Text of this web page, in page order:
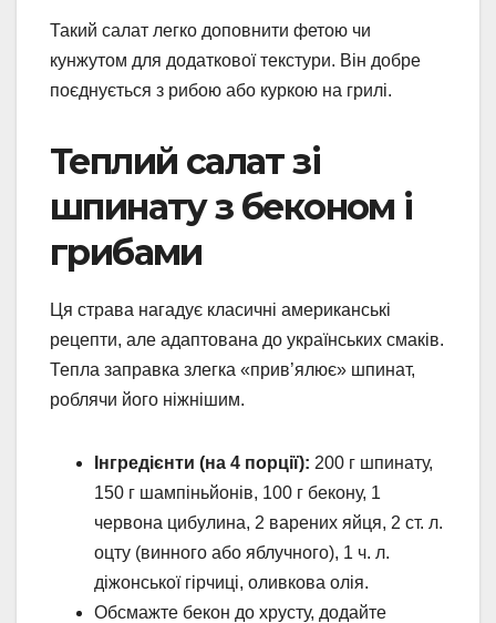
Такий салат легко доповнити фетою чи
кунжутом для додаткової текстури. Він добре
поєднується з рибою або куркою на грилі.
Теплий салат зі
шпинату з беконом і
грибами
Ця страва нагадує класичні американські
рецепти, але адаптована до українських смаків.
Тепла заправка злегка «прив’ялює» шпинат,
роблячи його ніжнішим.
Інгредієнти (на 4 порції): 200 г шпинату,
150 г шампіньйонів, 100 г бекону, 1
червона цибулина, 2 варених яйця, 2 ст. л.
оцту (винного або яблучного), 1 ч. л.
діжонської гірчиці, оливкова олія.
Обсмажте бекон до хрусту, додайте